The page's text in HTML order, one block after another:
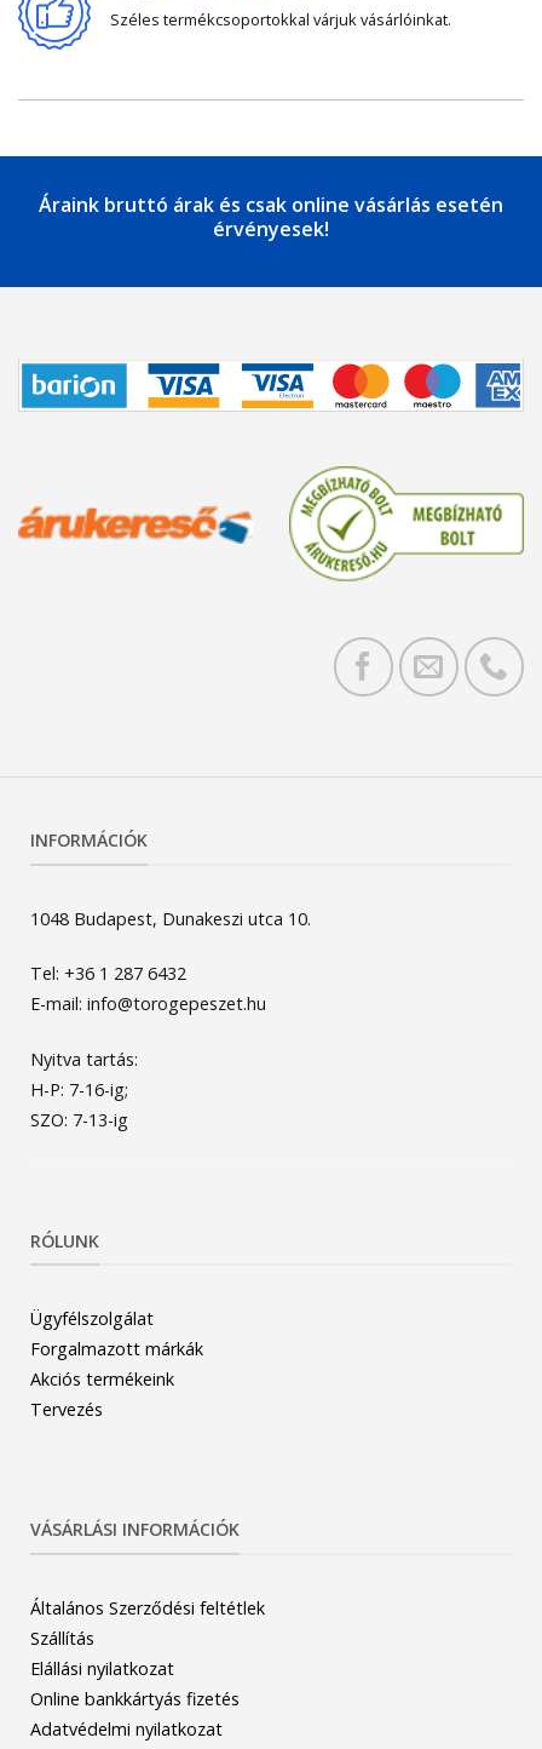
Széles termékcsoportokkal várjuk vásárlóinkat.
Áraink bruttó árak és csak online vásárlás esetén
érvényesek!
INFORMÁCIÓK
1048 Budapest, Dunakeszi utca 10.
Tel: +36 1 287 6432
E-mail: info@torogepeszet.hu
Nyitva tartás:
H-P: 7-16-ig;
SZO: 7-13-ig
RÓLUNK
Ügyfélszolgálat
Forgalmazott márkák
Akciós termékeink
Tervezés
VÁSÁRLÁSI INFORMÁCIÓK
Általános Szerződési feltétlek
Szállítás
Elállási nyilatkozat
Online bankkártyás fizetés
Adatvédelmi nyilatkozat